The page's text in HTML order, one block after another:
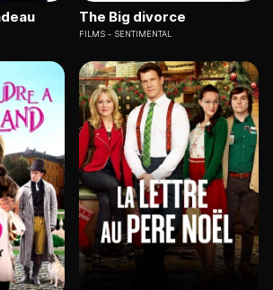
The Big divorce
FILMS SENTIMENTAL